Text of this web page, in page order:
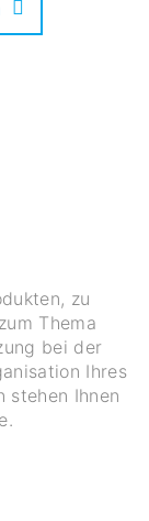
zu
Thema
bei der
Ihres
stehen Ihnen